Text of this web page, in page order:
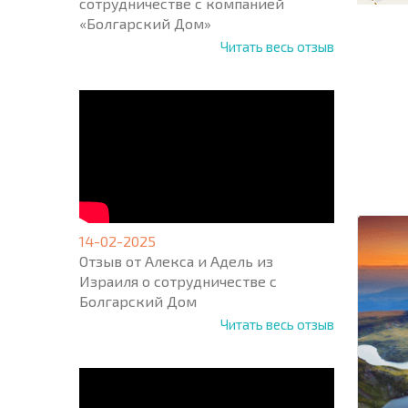
«Болгарский Дом»
Читать весь отзыв
14-02-2025
Отзыв от Алекса и Адель из
Израиля о сотрудничестве с
Болгарский Дом
Читать весь отзыв
States
+1
* Поля